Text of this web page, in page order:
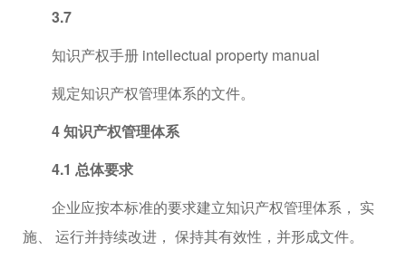
3.7
知识产权手册 intellectual property manual
规定知识产权管理体系的文件。
4 知识产权管理体系
4.1 总体要求
企业应按本标准的要求建立知识产权管理体系， 实
施、 运行并持续改进， 保持其有效性，并形成文件。